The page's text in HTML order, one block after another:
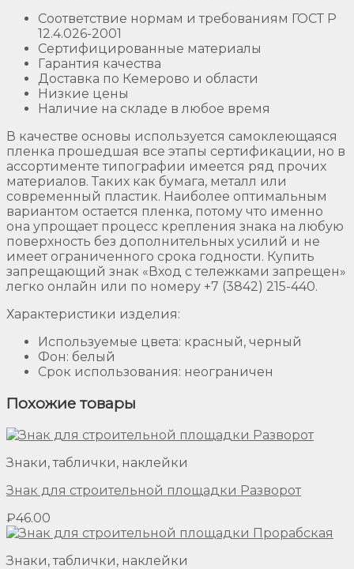
Соответствие нормам и требованиям ГОСТ Р
12.4.026-2001
Сертифицированные материалы
Гарантия качества
Доставка по Кемерово и области
Низкие цены
Наличие на складе в любое время
В качестве основы используется самоклеющаяся
пленка прошедшая все этапы сертификации, но в
ассортименте типографии имеется ряд прочих
материалов. Таких как бумага, металл или
современный пластик. Наиболее оптимальным
вариантом остается пленка, потому что именно
она упрощает процесс крепления знака на любую
поверхность без дополнительных усилий и не
имеет ограниченного срока годности. Купить
запрещающий знак «Вход с тележками запрещен»
легко онлайн или по номеру +7 (3842) 215-440.
Характеристики изделия:
Используемые цвета: красный, черный
Фон: белый
Срок использования: неограничен
Похожие товары
Знаки, таблички, наклейки
Знак для строительной площадки Разворот
₽46.00
Знаки, таблички, наклейки